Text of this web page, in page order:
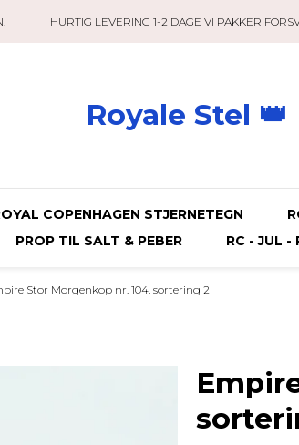
HURTIG LEVERING 1-2 DAGE VI PAKKER
Royale Stel 👑
COPENHAGEN STJERNETEGN
PROP TIL SALT & PEBER RC - JUL -
Stor Morgenkop nr. 104. sortering 2